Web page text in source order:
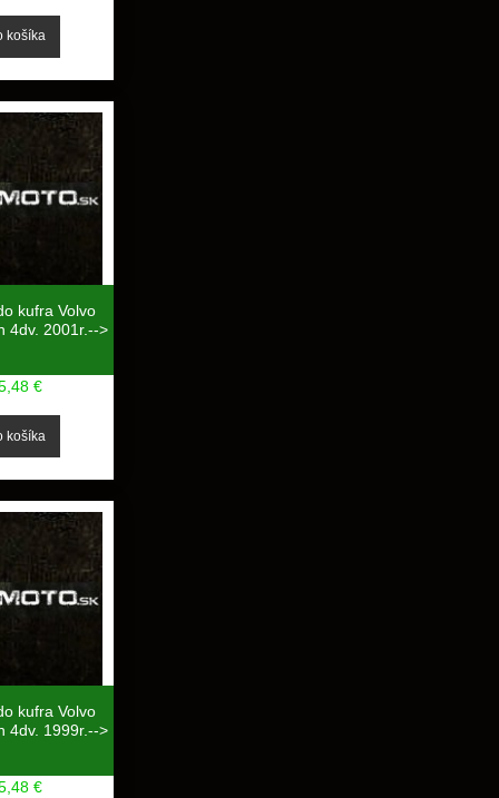
kufra Volvo
4dv. 2001r.-->
€
kufra Volvo
4dv. 1999r.-->
€